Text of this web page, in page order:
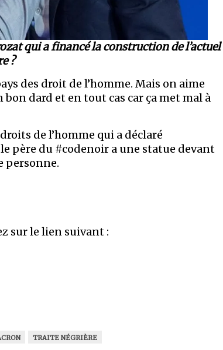
qui a financé la construction de l’actuel
?
des droit de l’homme. Mais on aime
dard et en tout cas car ça met mal à
de l’homme qui a déclaré
père du #codenoir a une statue devant
personne.
sur le lien suivant :
TRAITE NÉGRIÈRE